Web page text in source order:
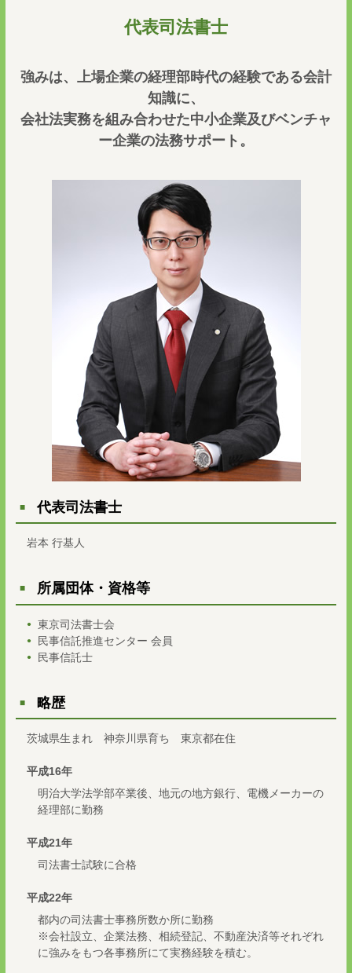
代表司法書士
強みは、上場企業の経理部時代の経験である会計
知識に、
会社法実務を組み合わせた中小企業及びベンチャ
ー企業の法務サポート。
代表司法書士
岩本 行基人
所属団体・資格等
東京司法書士会
民事信託推進センター 会員
民事信託士
略歴
茨城県生まれ 神奈川県育ち 東京都在住
平成16年
明治大学法学部卒業後、地元の地方銀行、電機メーカーの
経理部に勤務
平成21年
司法書士試験に合格
平成22年
都内の司法書士事務所数か所に勤務
※会社設立、企業法務、相続登記、不動産決済等それぞれ
に強みをもつ各事務所にて実務経験を積む。